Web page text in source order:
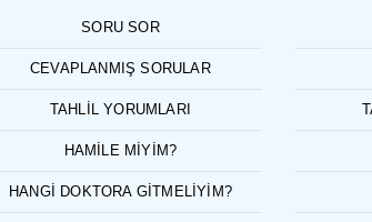
SORU SOR
CEVAPLANMIŞ SORULAR
TAHLIL YORUMLARI
HAMILE MIYIM?
HANGI DOKTORA GITMELIYIM?